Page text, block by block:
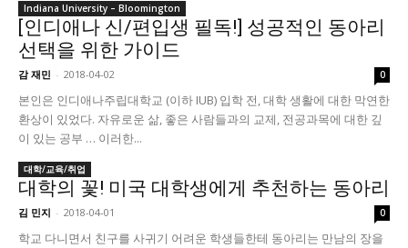
Indiana University – Bloomington
[인디애나 신/편입생 필독!] 성공적인 동아리
선택을 위한 가이드
감 재민 - 2018-04-02 0
본인은 인디애나주립대학교 (이하 IUB) 입학 전, 대학 생활에 대한 막연한
환상이 있었다. 자유로운 삶, 좋은 사람들과의 교제, 전공과목에 대한 깊
이 있는 공부 … 이러한...
대학/교육/취업
대학의 꽃! 미국 대학생에게 추천하는 동아리
김 민지 - 2018-04-01 0
학교 다니면서 친구를 사귀기 어려운 학생들한테 동아리는 만남의 장을